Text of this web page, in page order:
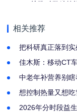
婴护肤行业科
相关推荐
把科研真正落到实
佳木斯：移动CT
中老年补营养别
想控制热量又想
2026年分时段益